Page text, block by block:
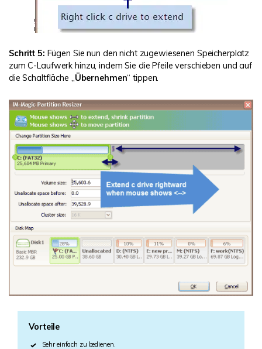
Schritt 5: Fügen Sie nun den nicht zugewiesenen Speicherplatz
zum C-Laufwerk hinzu, indem Sie die Pfeile verschieben und auf
die Schaltfläche „Übernehmen“ tippen.
Vorteile
Sehr einfach zu bedienen.